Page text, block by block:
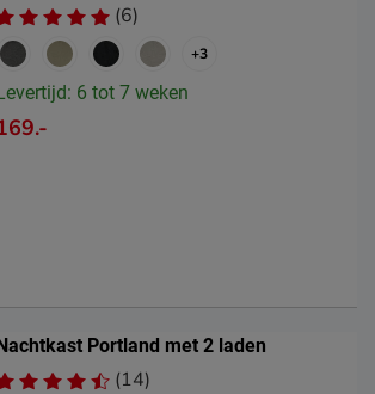
(6)
+3
6 tot 7 weken
Portland met 2 laden
(14)